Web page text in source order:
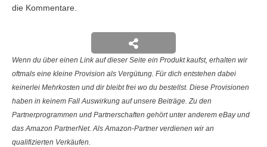
die Kommentare.
Wenn du über einen Link auf dieser Seite ein Produkt kaufst, erhalten wir
oftmals eine kleine Provision als Vergütung. Für dich entstehen dabei
keinerlei Mehrkosten und dir bleibt frei wo du bestellst. Diese Provisionen
haben in keinem Fall Auswirkung auf unsere Beiträge. Zu den
Partnerprogrammen und Partnerschaften gehört unter anderem eBay und
das Amazon PartnerNet. Als Amazon-Partner verdienen wir an
qualifizierten Verkäufen.